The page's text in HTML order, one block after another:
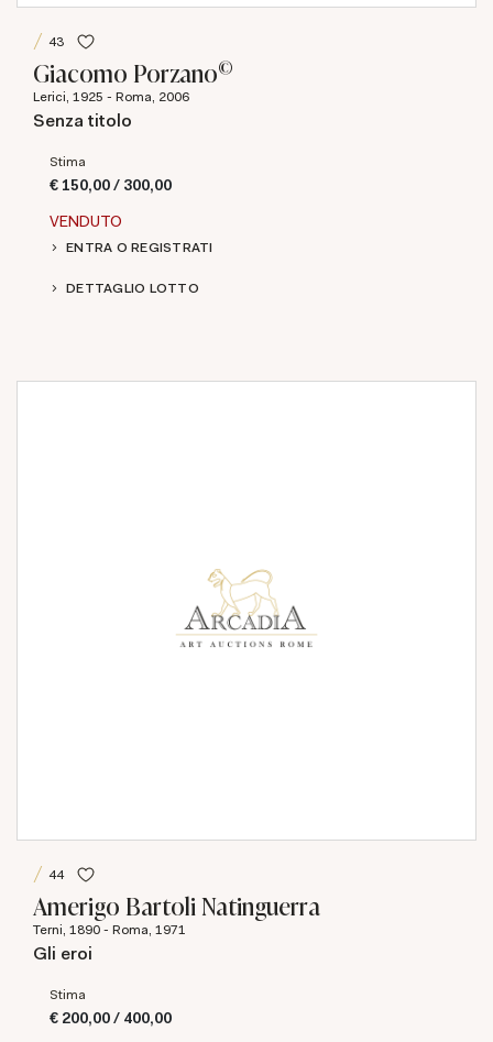
43
Giacomo Porzano©
Lerici, 1925 - Roma, 2006
Senza titolo
Stima
€ 150,00 / 300,00
VENDUTO
ENTRA O REGISTRATI
DETTAGLIO LOTTO
44
Amerigo Bartoli Natinguerra
Terni, 1890 - Roma, 1971
Gli eroi
Stima
€ 200,00 / 400,00